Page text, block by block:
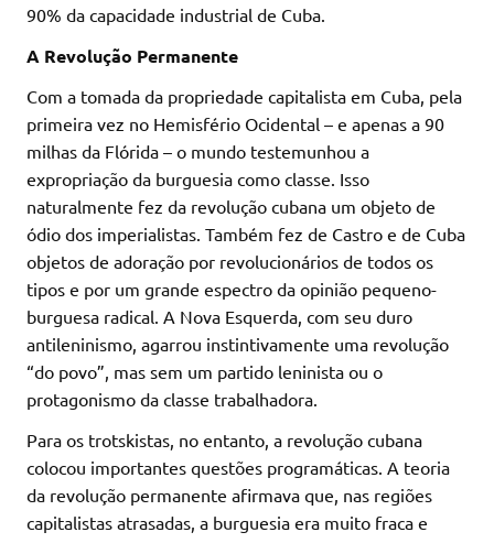
90% da capacidade industrial de Cuba.
A Revolução Permanente
Com a tomada da propriedade capitalista em Cuba, pela
primeira vez no Hemisfério Ocidental – e apenas a 90
milhas da Flórida – o mundo testemunhou a
expropriação da burguesia como classe. Isso
naturalmente fez da revolução cubana um objeto de
ódio dos imperialistas. Também fez de Castro e de Cuba
objetos de adoração por revolucionários de todos os
tipos e por um grande espectro da opinião pequeno-
burguesa radical. A Nova Esquerda, com seu duro
antileninismo, agarrou instintivamente uma revolução
“do povo”, mas sem um partido leninista ou o
protagonismo da classe trabalhadora.
Para os trotskistas, no entanto, a revolução cubana
colocou importantes questões programáticas. A teoria
da revolução permanente afirmava que, nas regiões
capitalistas atrasadas, a burguesia era muito fraca e